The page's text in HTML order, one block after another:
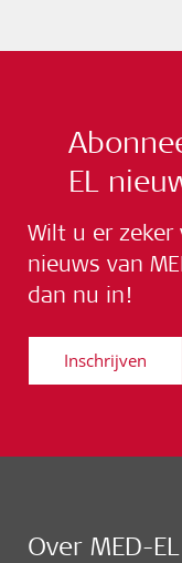
EL
Wilt u er
nieuws van
dan nu in!
Inschrijven
Over MED-EL